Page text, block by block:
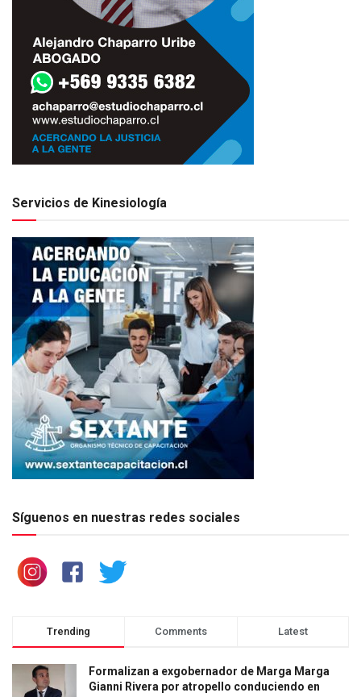
Servicios de Kinesiología
Síguenos en nuestras redes sociales
Trending Comments Latest
Formalizan a exgobernador de Marga Marga
Gianni Rivera por atropello conduciendo en